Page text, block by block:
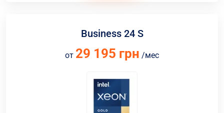
Business 24 S
от 29 195 грн /мес